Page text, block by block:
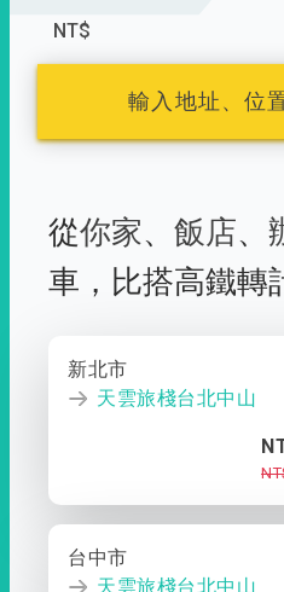
NT$
輸入地址、位
從你家、 飯店、
車， 比搭高鐵轉
新北市
天雲旅棧台北中山
台中市
天雲旅棧台北中山